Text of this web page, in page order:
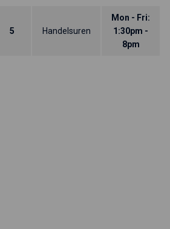
5 Handelsuren
Mon - Fri:
1:30pm -
8pm